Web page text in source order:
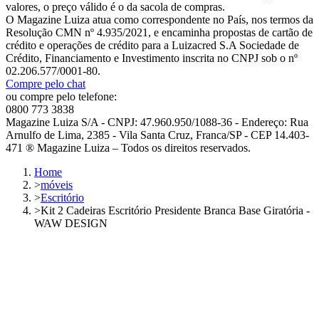
valores, o preço válido é o da sacola de compras.
O Magazine Luiza atua como correspondente no País, nos termos da
Resolução CMN nº 4.935/2021, e encaminha propostas de cartão de
crédito e operações de crédito para a Luizacred S.A Sociedade de
Crédito, Financiamento e Investimento inscrita no CNPJ sob o nº
02.206.577/0001-80.
Compre pelo chat
ou compre pelo telefone:
0800 773 3838
Magazine Luiza S/A - CNPJ: 47.960.950/1088-36 - Endereço: Rua
Arnulfo de Lima, 2385 - Vila Santa Cruz, Franca/SP - CEP 14.403-
471 ® Magazine Luiza – Todos os direitos reservados.
Home
>móveis
>Escritório
>Kit 2 Cadeiras Escritório Presidente Branca Base Giratória -
WAW DESIGN